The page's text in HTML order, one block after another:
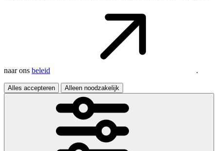
naar ons beleid .
Alles accepteren Alleen noodzakelijk